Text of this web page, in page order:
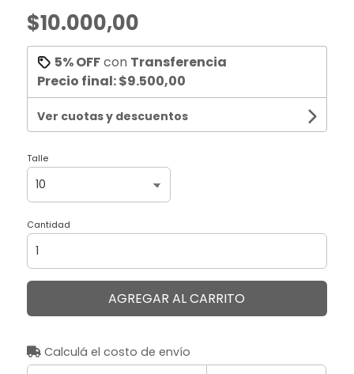
$10.000,00
5% OFFcon Transferencia
Precio final:$9.500,00
Ver cuotas y descuentos
Talle
Cantidad
AGREGAR AL CARRITO
Calculá el costo de envío